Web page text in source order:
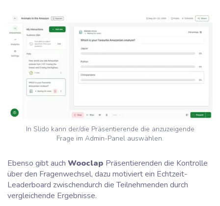
In Slido kann der/die Präsentierende die anzuzeigende
Frage im Admin-Panel auswählen.
Ebenso gibt auch Wooclap Präsentierenden die Kontrolle
über den Fragenwechsel, dazu motiviert ein Echtzeit-
Leaderboard zwischendurch die Teilnehmenden durch
vergleichende Ergebnisse.